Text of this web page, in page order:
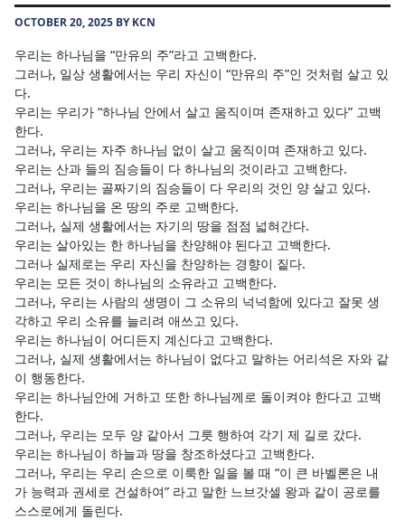
OCTOBER 20, 2025 BY KCN
우리는 하나님을 “만유의 주”라고 고백한다.
그러나, 일상 생활에서는 우리 자신이 “만유의 주”인 것처럼 살고 있
다.
우리는 우리가 “하나님 안에서 살고 움직이며 존재하고 있다” 고백
한다.
그러나, 우리는 자주 하나님 없이 살고 움직이며 존재하고 있다.
우리는 산과 들의 짐승들이 다 하나님의 것이라고 고백한다.
그러나, 우리는 골짜기의 짐승들이 다 우리의 것인 양 살고 있다.
우리는 하나님을 온 땅의 주로 고백한다.
그러나, 실제 생활에서는 자기의 땅을 점점 넓혀간다.
우리는 살아있는 한 하나님을 찬양해야 된다고 고백한다.
그러나 실제로는 우리 자신을 찬양하는 경향이 짙다.
우리는 모든 것이 하나님의 소유라고 고백한다.
그러나, 우리는 사람의 생명이 그 소유의 넉넉함에 있다고 잘못 생
각하고 우리 소유를 늘리려 애쓰고 있다.
우리는 하나님이 어디든지 계신다고 고백한다.
그러나, 실제 생활에서는 하나님이 없다고 말하는 어리석은 자와 같
이 행동한다.
우리는 하나님안에 거하고 또한 하나님께로 돌이켜야 한다고 고백
한다.
그러나, 우리는 모두 양 같아서 그릇 행하여 각기 제 길로 갔다.
우리는 하나님이 하늘과 땅을 창조하셨다고 고백한다.
그러나, 우리는 우리 손으로 이룩한 일을 볼 때 “이 큰 바벨론은 내
가 능력과 권세로 건설하여” 라고 말한 느브갓셀 왕과 같이 공로를
스스로에게 돌린다.